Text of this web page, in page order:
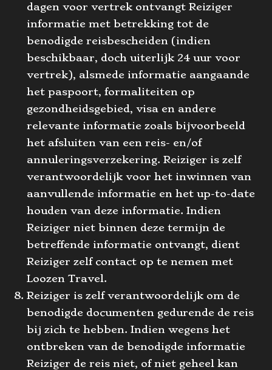
dagen voor vertrek ontvangt Reiziger
informatie met betrekking tot de
benodigde reisbescheiden (indien
beschikbaar, doch uiterlijk 24 uur voor
vertrek), alsmede informatie aangaande
het paspoort, formaliteiten op
gezondheidsgebied, visa en andere
relevante informatie zoals bijvoorbeeld
het afsluiten van een reis- en/of
annuleringsverzekering. Reiziger is zelf
verantwoordelijk voor het inwinnen van
aanvullende informatie en het up-to-date
houden van deze informatie. Indien
Reiziger niet binnen deze termijn de
betreffende informatie ontvangt, dient
Reiziger zelf contact op te nemen met
Loozen Travel.
Reiziger is zelf verantwoordelijk om de
benodigde documenten gedurende de reis
bij zich te hebben. Indien wegens het
ontbreken van de benodigde informatie
Reiziger de reis niet, of niet geheel kan